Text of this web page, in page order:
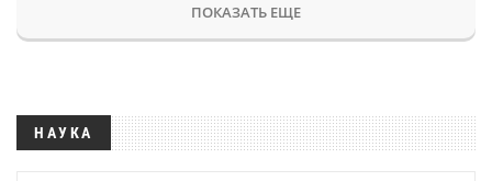
ПОКАЗАТЬ ЕЩЕ
НАУКА